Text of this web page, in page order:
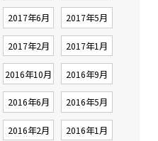
2017年6月 2017年5月
2017年2月 2017年1月
2016年10月 2016年9月
2016年6月 2016年5月
2016年2月 2016年1月